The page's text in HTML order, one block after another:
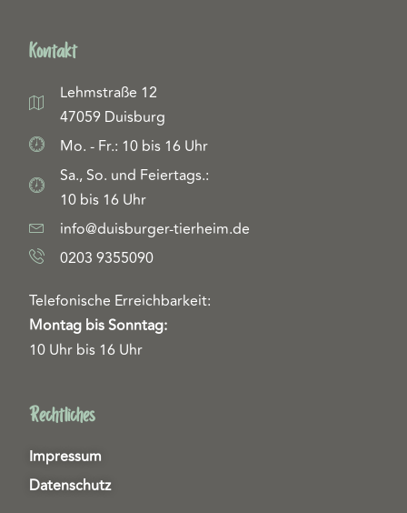
Kontakt
Lehmstraße 12
47059 Duisburg
Mo. - Fr.: 10 bis 16 Uhr
Sa., So. und Feiertags.:
10 bis 16 Uhr
info@duisburger-tierheim.de
0203 9355090
Telefonische Erreichbarkeit:
Montag bis Sonntag:
10 Uhr bis 16 Uhr
Rechtliches
Impressum
Datenschutz